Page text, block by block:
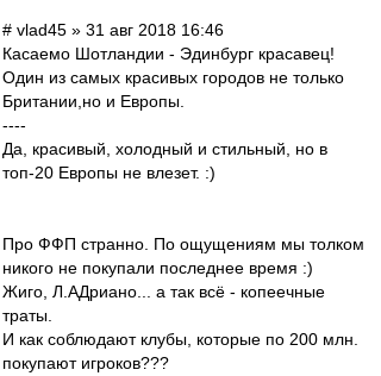
# vlad45 » 31 авг 2018 16:46
Касаемо Шотландии - Эдинбург красавец!
Один из самых красивых городов не только
Британии,но и Европы.
----
Да, красивый, холодный и стильный, но в
топ-20 Европы не влезет. :)
Про ФФП странно. По ощущениям мы толком
никого не покупали последнее время :)
Жиго, Л.АДриано... а так всё - копеечные
траты.
И как соблюдают клубы, которые по 200 млн.
покупают игроков???